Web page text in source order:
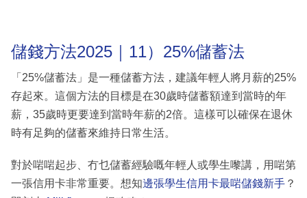
儲錢方法2025｜11）25%儲蓄法
「25%儲蓄法」是一種儲蓄方法，建議年輕人將月薪的25%
存起來。這個方法的目標是在30歲時儲蓄額達到當時的年
薪，35歲時更要達到當時年薪的2倍。這樣可以確保在退休
時有足夠的儲蓄來維持日常生活。
對於啱啱起步、冇乜儲蓄經驗嘅年輕人或學生嚟講，用啱第
一張信用卡非常重要。想知邊張學生信用卡最啱儲錢新手 ？